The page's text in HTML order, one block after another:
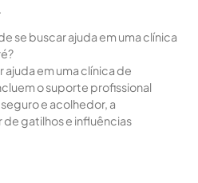
se buscar ajuda em uma clínica
em uma clínica de
o suporte profissional
e acolhedor, a
gatilhos e influências